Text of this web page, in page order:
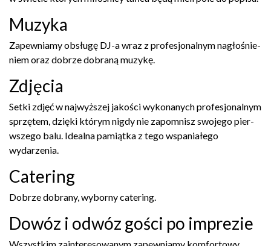
Muzyka
Zapew­ni­amy obsługę DJ-​a wraz z pro­fesjon­al­nym nagłośnie­
niem oraz dobrze dobraną muzykę.
Zdję­cia
Setki zdjęć w najwyższej jakości wyko­nanych pro­fesjon­al­nym
sprzętem, dzięki którym nigdy nie zapom­nisz swo­jego pier­
wszego balu. Ide­alna pamiątka z tego wspani­ałego
wydarzenia.
Cater­ing
Dobrze dobrany, wyborny catering.
Dowóz i odwóz gości po imprezie